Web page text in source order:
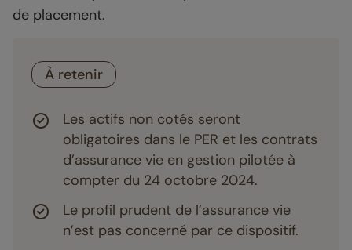
de placement.
À retenir
Les actifs non cotés seront
obligatoires dans le PER et les contrats
d’assurance vie en gestion pilotée à
compter du 24 octobre 2024.
Le profil prudent de l’assurance vie
n’est pas concerné par ce dispositif.